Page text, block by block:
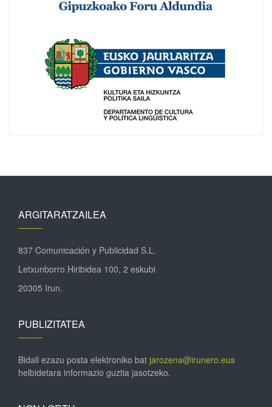
ARGITARATZAILEA
837 Comunicación y Publicidad S.L.
Letxunborro Hiribidea 100, 2 eskubi
20305 Irun.
PUBLIZITATEA
Bidali ezazu posta elektroniko bat jarozena@irunero.eus
helbidetara informazio guztia jasotzeko.